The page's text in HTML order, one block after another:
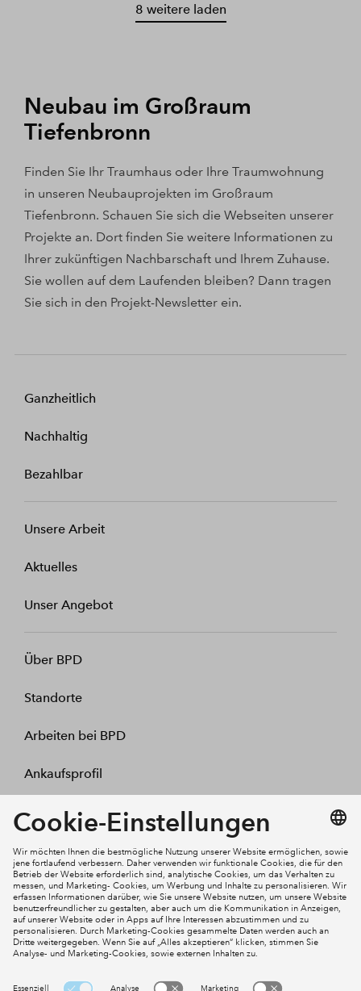
8 weitere laden
Neubau im Großraum
Tiefenbronn
Finden Sie Ihr Traumhaus oder Ihre Traumwohnung
in unseren Neubauprojekten im Großraum
Tiefenbronn. Schauen Sie sich die Webseiten unserer
Projekte an. Dort finden Sie weitere Informationen zu
Ihrer zukünftigen Nachbarschaft und Ihrem Zuhause.
Sie wollen auf dem Laufenden bleiben? Dann tragen
Sie sich in den Projekt-Newsletter ein.
Ganzheitlich
Nachhaltig
Bezahlbar
Unsere Arbeit
Aktuelles
Unser Angebot
Über BPD
Standorte
Arbeiten bei BPD
Ankaufsprofil
Kontakt
Mein Konto
Social Media